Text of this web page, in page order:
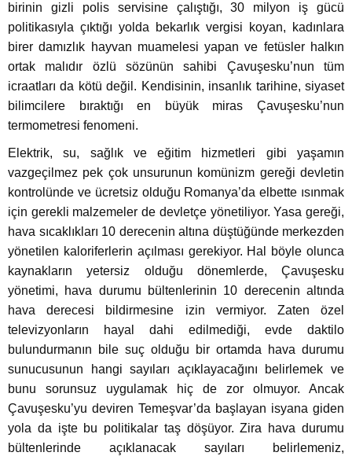
birinin gizli polis servisine çalıştığı, 30 milyon iş gücü
politikasıyla çıktığı yolda bekarlık vergisi koyan, kadınlara
birer damızlık hayvan muamelesi yapan ve fetüsler halkın
ortak malıdır özlü sözünün sahibi Çavuşesku’nun tüm
icraatları da kötü değil. Kendisinin, insanlık tarihine, siyaset
bilimcilere bıraktığı en büyük miras Çavuşesku’nun
termometresi fenomeni.
Elektrik, su, sağlık ve eğitim hizmetleri gibi yaşamın
vazgeçilmez pek çok unsurunun komünizm gereği devletin
kontrolünde ve ücretsiz olduğu Romanya’da elbette ısınmak
için gerekli malzemeler de devletçe yönetiliyor. Yasa gereği,
hava sıcaklıkları 10 derecenin altına düştüğünde merkezden
yönetilen kaloriferlerin açılması gerekiyor. Hal böyle olunca
kaynakların yetersiz olduğu dönemlerde, Çavuşesku
yönetimi, hava durumu bültenlerinin 10 derecenin altında
hava derecesi bildirmesine izin vermiyor. Zaten özel
televizyonların hayal dahi edilmediği, evde daktilo
bulundurmanın bile suç olduğu bir ortamda hava durumu
sunucusunun hangi sayıları açıklayacağını belirlemek ve
bunu sorunsuz uygulamak hiç de zor olmuyor. Ancak
Çavuşesku’yu deviren Temeşvar’da başlayan isyana giden
yola da işte bu politikalar taş döşüyor. Zira hava durumu
bültenlerinde açıklanacak sayıları belirlemeniz,